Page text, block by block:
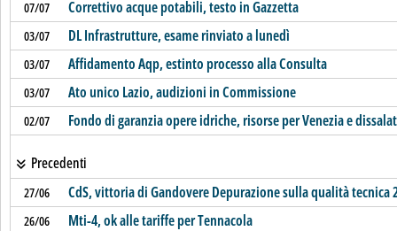
07/07 Correttivo acque potabili, testo in Gazzetta
03/07 DL Infrastrutture, esame rinviato a lunedì
03/07 Affidamento Aqp, estinto processo alla Consulta
03/07 Ato unico Lazio, audizioni in Commissione
02/07 Fondo di garanzia opere idriche, risorse per Venezia e
Precedenti
27/06 CdS, vittoria di Gandovere Depurazione sulla qualità tecnica
26/06 Mti-4, ok alle tariffe per Tennacola